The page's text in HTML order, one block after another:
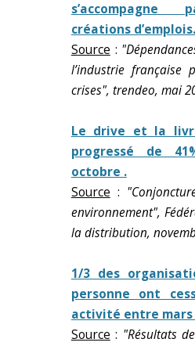
s’accompagne
créations d’emplois.
Source :
l’industrie française
crises", trendeo, mai
Le drive et la
progressé de
octobre .
Source :
environnement",
la distribution,
1/3 des
personne ont
activité entre mars
Source : "Résultats